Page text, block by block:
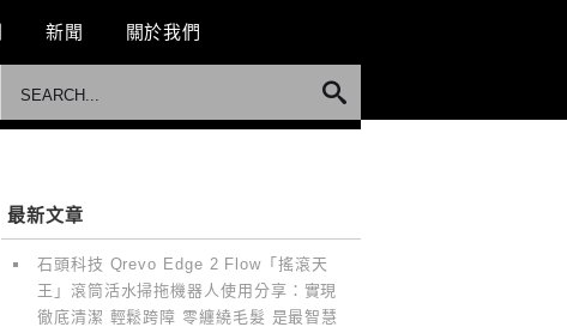
新聞 關於我們
最新文章
石頭科技 Qrevo Edge 2 Flow「搖滾天
王」滾筒活水掃拖機器人使用分享：實現
徹底清潔 輕鬆跨障 零纏繞毛髮 是最智慧